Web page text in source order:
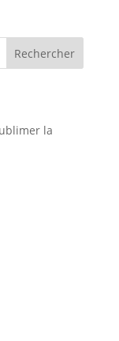
Rechercher
la